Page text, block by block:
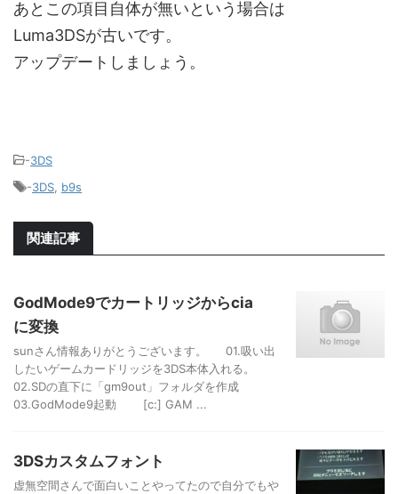
あとこの項目自体が無いという場合は
Luma3DSが古いです。
アップデートしましょう。
-3DS
-3DS b9s
関連記事
GodMode9でカートリッジからcia
に変換
sunさん情報ありがとうございます。 01.吸い出
したいゲームカードリッジを3DS本体入れる。
02.SDの直下に「gm9out」フォルダを作成
03.GodMode9起動 [c:] GAM ...
3DSカスタムフォント
虚無空間さんで面白いことやってたので自分でもや